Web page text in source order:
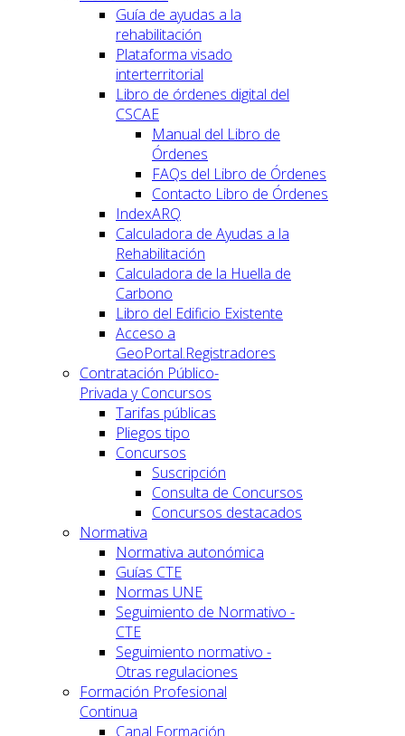
Guía de ayudas a la
rehabilitación
Plataforma visado
interterritorial
Libro de órdenes digital del
CSCAE
Manual del Libro de
Órdenes
FAQs del Libro de Órdenes
Contacto Libro de Órdenes
IndexARQ
Calculadora de Ayudas a la
Rehabilitación
Calculadora de la Huella de
Carbono
Libro del Edificio Existente
Acceso a
GeoPortal.Registradores
Contratación Público-
Privada y Concursos
Tarifas públicas
Pliegos tipo
Concursos
Suscripción
Consulta de Concursos
Concursos destacados
Normativa
Normativa autonómica
Guías CTE
Normas UNE
Seguimiento de Normativo -
CTE
Seguimiento normativo -
Otras regulaciones
Formación Profesional
Continua
Canal Formación